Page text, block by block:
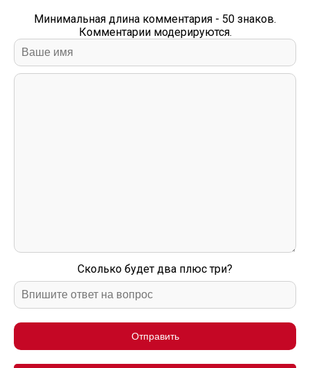
Минимальная длина комментария - 50 знаков.
Комментарии модерируются.
Сколько будет два плюс три?
Отправить